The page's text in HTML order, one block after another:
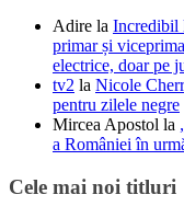
Adire la Incredibil
primar și
electrice, doar pe
tv2 la Nicole
pentru zilele negre
Mircea Apostol la
a României în
Cele mai noi titluri